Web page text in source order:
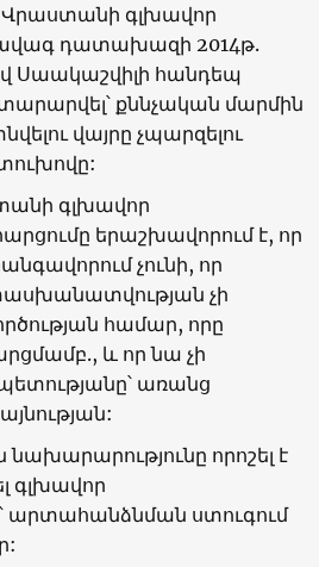
Վրաստանի գլխավոր
դատախազի 2014թ.
Սաակաշվիլի հանդեպ
քննչական մարմին
վայրը չպարզելու
գլխավոր
երաշխավորում է, որ
չունի, որ
չի
համար, որը
և որ նա չի
առանց
որոշել է
գլխավոր
ստուգում